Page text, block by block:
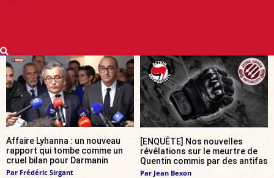
Affaire Lyhanna : un nouveau
rapport qui tombe comme un
cruel bilan pour Darmanin
Par Frédéric Sirgant
[ENQUÊTE] Nos nouvelles
révélations sur le meurtre de
Quentin commis par des antifas
Par Jean Bexon